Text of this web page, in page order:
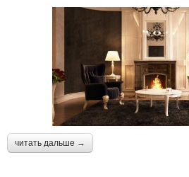
читать дальше →